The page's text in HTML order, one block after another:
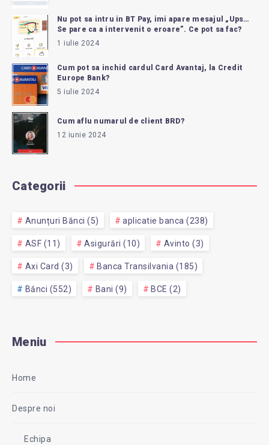
Nu pot sa intru in BT Pay, imi apare mesajul „Ups…
Se pare ca a intervenit o eroare”. Ce pot sa fac?
1 iulie 2024
Cum pot sa inchid cardul Card Avantaj, la Credit
Europe Bank?
5 iulie 2024
Cum aflu numarul de client BRD?
12 iunie 2024
Categorii
Anunțuri Bănci (5) aplicatie banca (238)
ASF (11) Asigurări (10) Avinto (3)
Axi Card (3) Banca Transilvania (185)
Bănci (552) Bani (9) BCE (2)
Meniu
Home
Despre noi
Echipa